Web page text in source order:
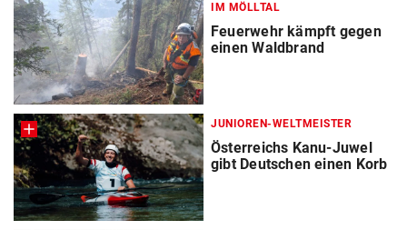
IM MÖLLTAL
Feuerwehr kämpft gegen
einen Waldbrand
JUNIOREN-WELTMEISTER
Österreichs Kanu-Juwel
gibt Deutschen einen Korb